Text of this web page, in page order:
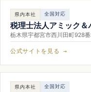
県内本社 全国対応
税理士法人アミック＆
栃木県宇都宮市西川田町928番
公式サイトを見る →
県内本社 全国対応